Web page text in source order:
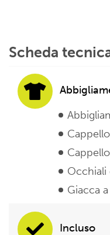
Scheda
Occhiali
Giacca
Incluso